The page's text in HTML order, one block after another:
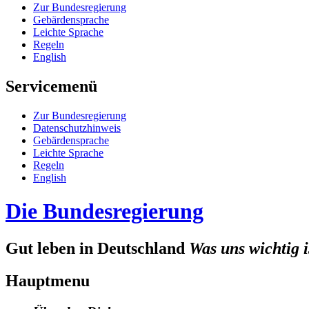
Zur Bun­des­re­gie­rung
Ge­bär­den­spra­che
Leich­te Spra­che
Re­geln
English
Servicemenü
Zur Bun­des­re­gie­rung
Da­ten­schutz­hin­weis
Ge­bär­den­spra­che
Leich­te Spra­che
Re­geln
English
Die Bundesregierung
Gut leben in Deutschland Was uns wichtig
Hauptmenu